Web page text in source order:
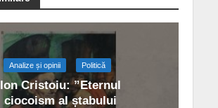
Analize și opinii Politică
Ion Cristoiu: ”Eternul
ciocoism al ștabului